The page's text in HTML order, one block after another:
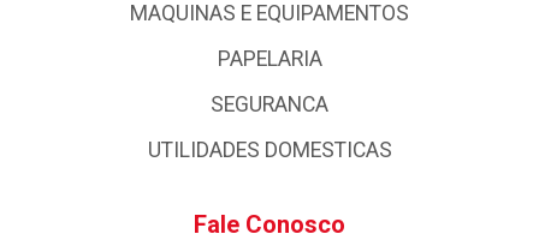
MAQUINAS E EQUIPAMENTOS
PAPELARIA
SEGURANCA
UTILIDADES DOMESTICAS
Fale Conosco